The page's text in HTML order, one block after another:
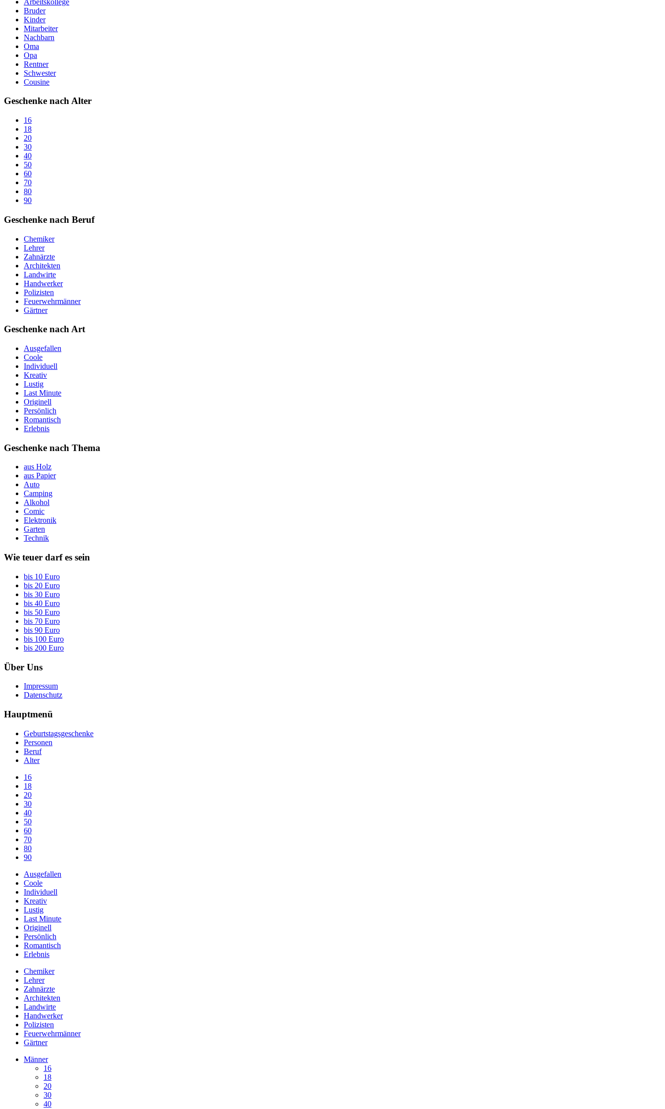
Bruder
Kinder
Mitarbeiter
Nachbarn
Oma
Opa
Rentner
Schwester
Cousine
Geschenke nach Alter
16
18
20
30
40
50
60
70
80
90
Geschenke nach Beruf
Chemiker
Lehrer
Zahnärzte
Architekten
Landwirte
Handwerker
Polizisten
Feuerwehrmänner
Gärtner
Geschenke nach Art
Ausgefallen
Coole
Individuell
Kreativ
Lustig
Last Minute
Originell
Persönlich
Romantisch
Erlebnis
Geschenke nach Thema
aus Holz
aus Papier
Auto
Camping
Alkohol
Comic
Elektronik
Garten
Technik
Wie teuer darf es sein
bis 10 Euro
bis 20 Euro
bis 30 Euro
bis 40 Euro
bis 50 Euro
bis 70 Euro
bis 90 Euro
bis 100 Euro
bis 200 Euro
Über Uns
Impressum
Datenschutz
Hauptmenü
Geburtstagsgeschenke
Personen
Beruf
Alter
16
18
20
30
40
50
60
70
80
90
Ausgefallen
Coole
Individuell
Kreativ
Lustig
Last Minute
Originell
Persönlich
Romantisch
Erlebnis
Chemiker
Lehrer
Zahnärzte
Architekten
Landwirte
Handwerker
Polizisten
Feuerwehrmänner
Gärtner
Männer
16
18
20
30
40